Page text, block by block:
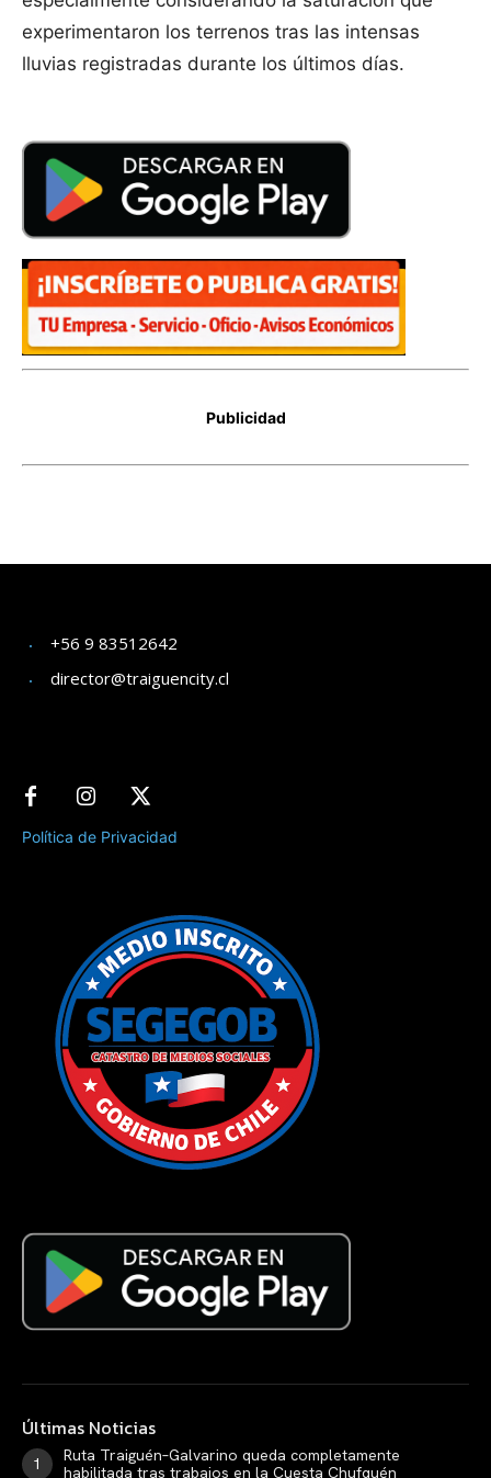
+56 9 83512642
director@traiguencity.cl
Política de Privacidad
Últimas Noticias
Ruta Traiguén–Galvarino queda completamente
habilitada tras trabajos en la Cuesta Chufquén